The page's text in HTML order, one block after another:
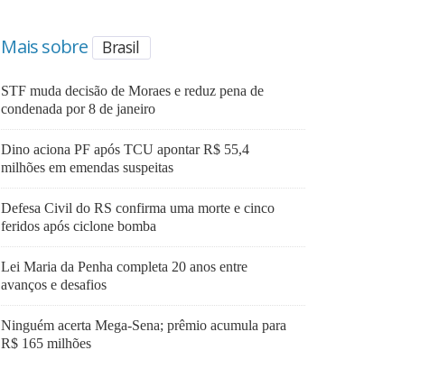
Mais sobre Brasil
STF muda decisão de Moraes e reduz pena de
condenada por 8 de janeiro
Dino aciona PF após TCU apontar R$ 55,4
milhões em emendas suspeitas
Defesa Civil do RS confirma uma morte e cinco
feridos após ciclone bomba
Lei Maria da Penha completa 20 anos entre
avanços e desafios
Ninguém acerta Mega-Sena; prêmio acumula para
R$ 165 milhões